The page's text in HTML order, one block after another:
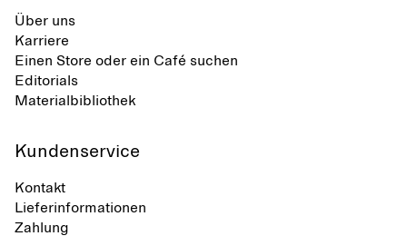
Über uns
Karriere
Einen Store oder ein Café suchen
Editorials
Materialbibliothek
Kundenservice
Kontakt
Lieferinformationen
Zahlung